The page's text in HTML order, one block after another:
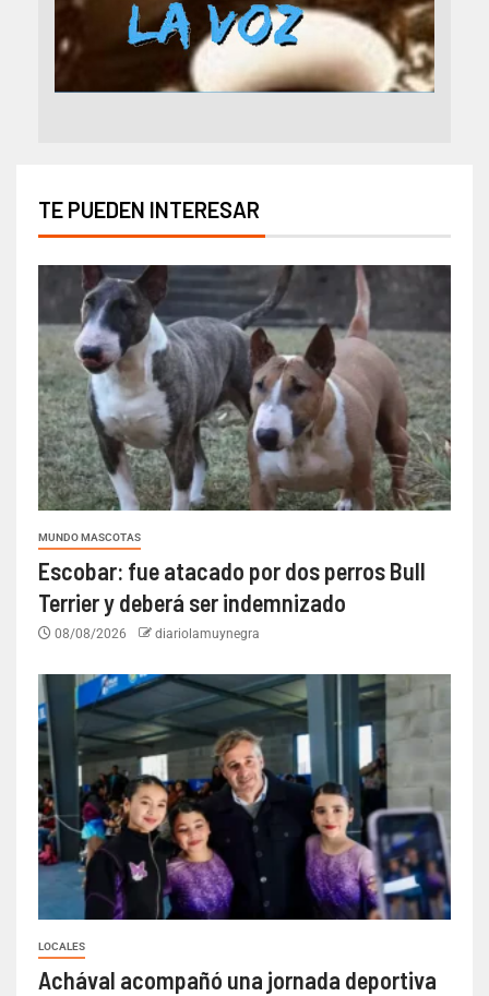
TE PUEDEN INTERESAR
MUNDO MASCOTAS
Escobar: fue atacado por dos perros Bull
Terrier y deberá ser indemnizado
08/08/2026 diariolamuynegra
LOCALES
Achával acompañó una jornada deportiva